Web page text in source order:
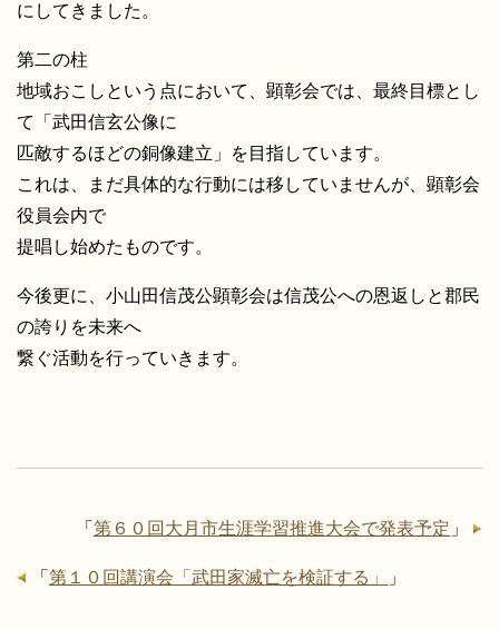
にしてきました。
第二の柱
地域おこしという点において、顕彰会では、最終目標とし
て「武田信玄公像に
匹敵するほどの銅像建立」を目指しています。
これは、まだ具体的な行動には移していませんが、顕彰会
役員会内で
提唱し始めたものです。
今後更に、小山田信茂公顕彰会は信茂公への恩返しと郡民
の誇りを未来へ
繋ぐ活動を行っていきます。
「 第６０回大月市生涯学習推進大会で発表予定 」
「 第１０回講演会「武田家滅亡を検証する」 」